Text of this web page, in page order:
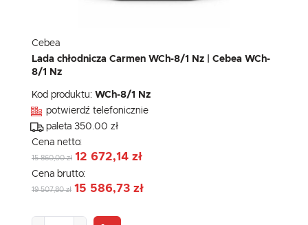
Cebea
Lada chłodnicza Carmen WCh-8/1 Nz | Cebea WCh-
8/1 Nz
Kod produktu: WCh-8/1 Nz
potwierdź telefonicznie
paleta 350.00 zł
Cena netto:
15 860,00 zł 12 672,14 zł
Cena brutto:
19 507,80 zł 15 586,73 zł